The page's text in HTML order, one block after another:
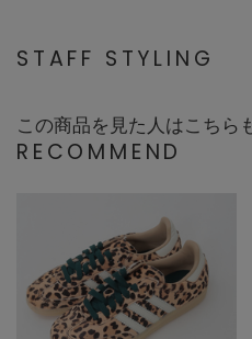
STAFF STYLING
この商品を見た人はこちら
RECOMMEND